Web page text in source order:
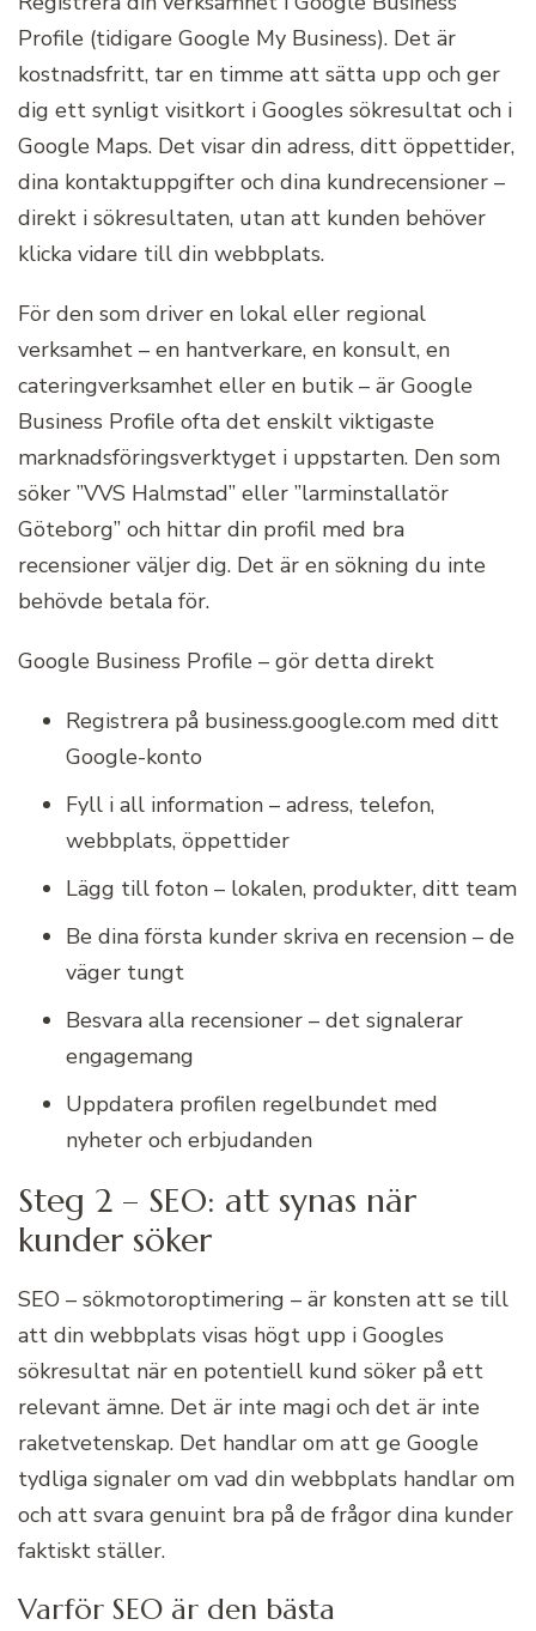
Profile (tidigare Google My Business). Det är
kostnadsfritt, tar en timme att sätta upp och ger
dig ett synligt visitkort i Googles sökresultat och i
Google Maps. Det visar din adress, ditt öppettider,
dina kontaktuppgifter och dina kundrecensioner –
direkt i sökresultaten, utan att kunden behöver
klicka vidare till din webbplats.
För den som driver en lokal eller regional
verksamhet – en hantverkare, en konsult, en
cateringverksamhet eller en butik – är Google
Business Profile ofta det enskilt viktigaste
marknadsföringsverktyget i uppstarten. Den som
söker ”VVS Halmstad” eller ”larminstallatör
Göteborg” och hittar din profil med bra
recensioner väljer dig. Det är en sökning du inte
behövde betala för.
Google Business Profile – gör detta direkt
Registrera på business.google.com med ditt
Google-konto
Fyll i all information – adress, telefon,
webbplats, öppettider
Lägg till foton – lokalen, produkter, ditt team
Be dina första kunder skriva en recension – de
väger tungt
Besvara alla recensioner – det signalerar
engagemang
Uppdatera profilen regelbundet med
nyheter och erbjudanden
Steg 2 – SEO: att synas när
kunder söker
SEO – sökmotoroptimering – är konsten att se till
att din webbplats visas högt upp i Googles
sökresultat när en potentiell kund söker på ett
relevant ämne. Det är inte magi och det är inte
raketvetenskap. Det handlar om att ge Google
tydliga signaler om vad din webbplats handlar om
och att svara genuint bra på de frågor dina kunder
faktiskt ställer.
Varför SEO är den bästa